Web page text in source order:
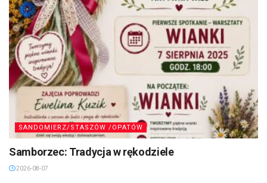
SANDOMIERZ/STASZÓW /OPATÓW
Samborzec: Tradycja w rękodziele
2026-08-07